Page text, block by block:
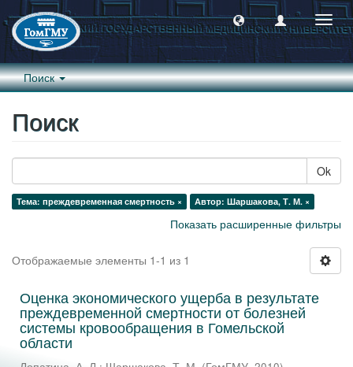
Поиск
Поиск
Ok
Тема: преждевременная смертность × Автор: Шаршакова, Т. М. ×
Показать расширенные фильтры
Отображаемые элементы 1-1 из 1
Оценка экономического ущерба в результате
преждевременной смертности от болезней
системы кровообращения в Гомельской
области